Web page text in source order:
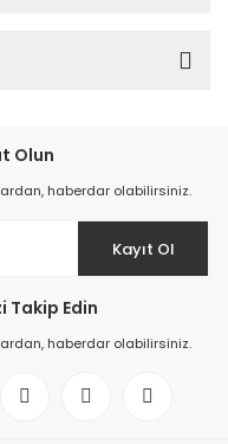
Olun
haberdar olabilirsiniz.
Kayıt Ol
Takip Edin
haberdar olabilirsiniz.